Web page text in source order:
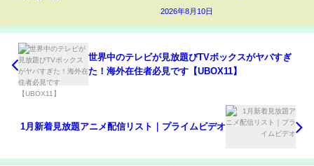
2026年8月10日
世界中のテレビが見放題びTVボックスがヤバすぎ
た！海外在住者必見です【UBOX11】
1月新着見放題アニメ配信リスト｜プライムビデオ